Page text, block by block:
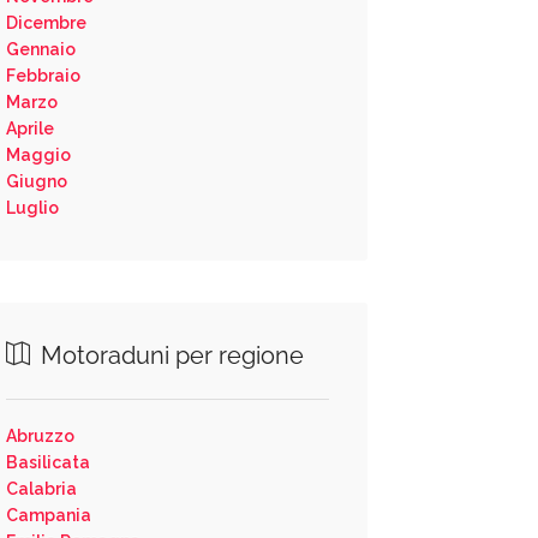
Dicembre
Gennaio
Febbraio
Marzo
Aprile
Maggio
Giugno
Luglio
Motoraduni per regione
Abruzzo
Basilicata
Calabria
Campania